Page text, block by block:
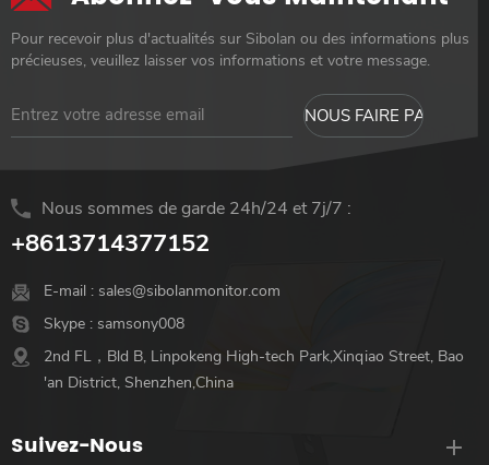
Pour recevoir plus d'actualités sur Sibolan ou des informations plus
précieuses, veuillez laisser vos informations et votre message.
Nous sommes de garde 24h/24 et 7j/7 :
+8613714377152
E-mail : sales@sibolanmonitor.com
Skype : samsony008
2nd FL，Bld B, Linpokeng High-tech Park,Xinqiao Street, Bao
'an District, Shenzhen,China
Suivez-Nous